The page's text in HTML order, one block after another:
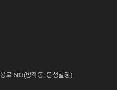
로 683(방학동, 동성빌딩)